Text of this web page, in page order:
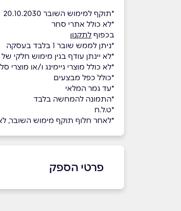
*תוקף למימוש השובר 20.10.2030
*לא כולל אתרי סחר
בכפוף לתקנון
*ניתן לממש שובר 1 בלבד בעסקה
*לא יינתן עודף בגין מימוש חלקי
*לא כולל מוצרי גיימינג ו/או מוצרי
*כולל כפל מבצעים
*עד גמר המלאי
*התמונה להמחשה בלבד
*ט.ל.ח
*לאחר חלוף תוקף מימוש השובר, לא
פרטי הספק